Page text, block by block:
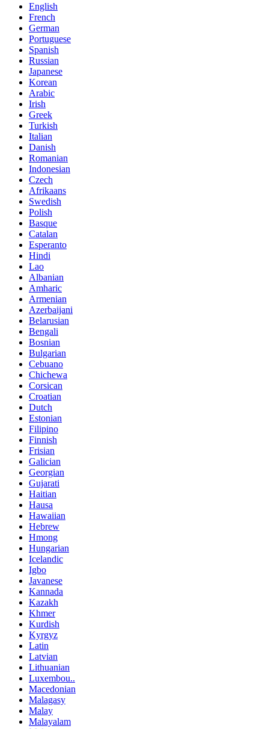
English
French
German
Portuguese
Spanish
Russian
Japanese
Korean
Arabic
Irish
Greek
Turkish
Italian
Danish
Romanian
Indonesian
Czech
Afrikaans
Swedish
Polish
Basque
Catalan
Esperanto
Hindi
Lao
Albanian
Amharic
Armenian
Azerbaijani
Belarusian
Bengali
Bosnian
Bulgarian
Cebuano
Chichewa
Corsican
Croatian
Dutch
Estonian
Filipino
Finnish
Frisian
Galician
Georgian
Gujarati
Haitian
Hausa
Hawaiian
Hebrew
Hmong
Hungarian
Icelandic
Igbo
Javanese
Kannada
Kazakh
Khmer
Kurdish
Kyrgyz
Latin
Latvian
Lithuanian
Luxembou..
Macedonian
Malagasy
Malay
Malayalam